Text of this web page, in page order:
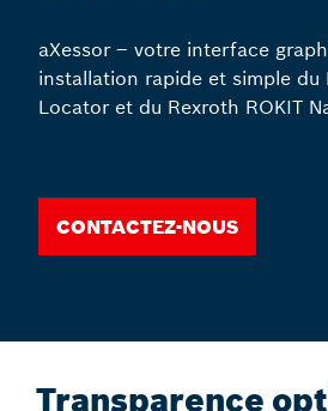
aXessor – votre interface
installation rapide et simple du
Locator et du Rexroth ROKIT
Contactez-nous
Transparence